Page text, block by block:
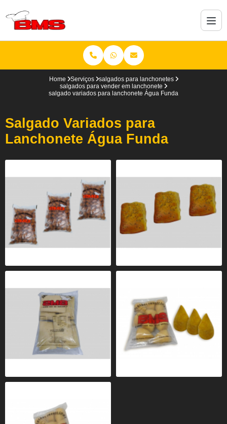
Home Serviços
salgados para lanchonetes
salgados para vender em lanchonete
salgado variados para lanchonete Água Funda
Salgado Variados para
Lanchonete Água Funda